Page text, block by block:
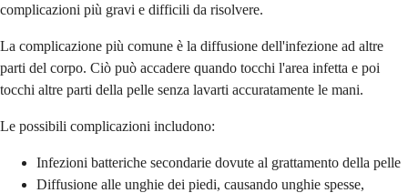
complicazioni più gravi e difficili da risolvere.
La complicazione più comune è la diffusione dell'infezione ad altre
parti del corpo. Ciò può accadere quando tocchi l'area infetta e poi
tocchi altre parti della pelle senza lavarti accuratamente le mani.
Le possibili complicazioni includono:
Infezioni batteriche secondarie dovute al grattamento della pelle
Diffusione alle unghie dei piedi, causando unghie spesse,